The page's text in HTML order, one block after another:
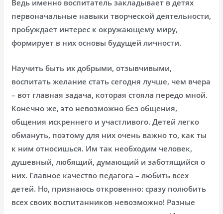
Ведь именно воспитатель закладывает в детях
первоначальные навыки творческой деятельности,
пробуждает интерес к окружающему миру,
формирует в них основы будущей личности.
Научить быть их добрыми, отзывчивыми,
воспитать желание стать сегодня лучше, чем вчера
– вот главная задача, которая стояла передо мной.
Конечно же, это невозможно без общения,
общения искреннего и участливого. Детей легко
обмануть, поэтому для них очень важно то, как ты
к ним относишься. Им так необходим человек,
душевный, любящий, думающий и заботящийся о
них. Главное качество педагога – любить всех
детей. Но, признаюсь откровенно: сразу полюбить
всех своих воспитанников невозможно! Разные